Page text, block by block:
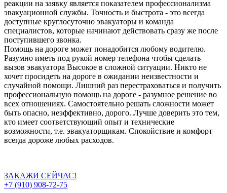
реакции на заявку является показателем профессионализма
эвакуационной службы. Точность и быстрота - это всегда
доступные круглосуточно эвакуаторы и команда
специалистов, которые начинают действовать сразу же после
поступившего звонка.
Помощь на дороге может понадобится любому водителю.
Разумно иметь под рукой номер телефона чтобы сделать
вызов эвакуатора Высокое в сложной ситуации. Никто не
хочет просидеть на дороге в ожидании неизвестности и
случайной помощи. Лишний раз перестраховаться и получить
профессиональную помощь на дороге - разумное решение во
всех отношениях. Самостоятельно решать сложности может
быть опасно, неэффективно, дорого. Лучше доверить это тем,
кто имеет соответствующий опыт и технические
возможности, т.е. эвакуаторщикам. Спокойствие и комфорт
всегда дороже любых расходов.
ЗАКАЖИ СЕЙЧАС!
+7 (910) 908-72-75